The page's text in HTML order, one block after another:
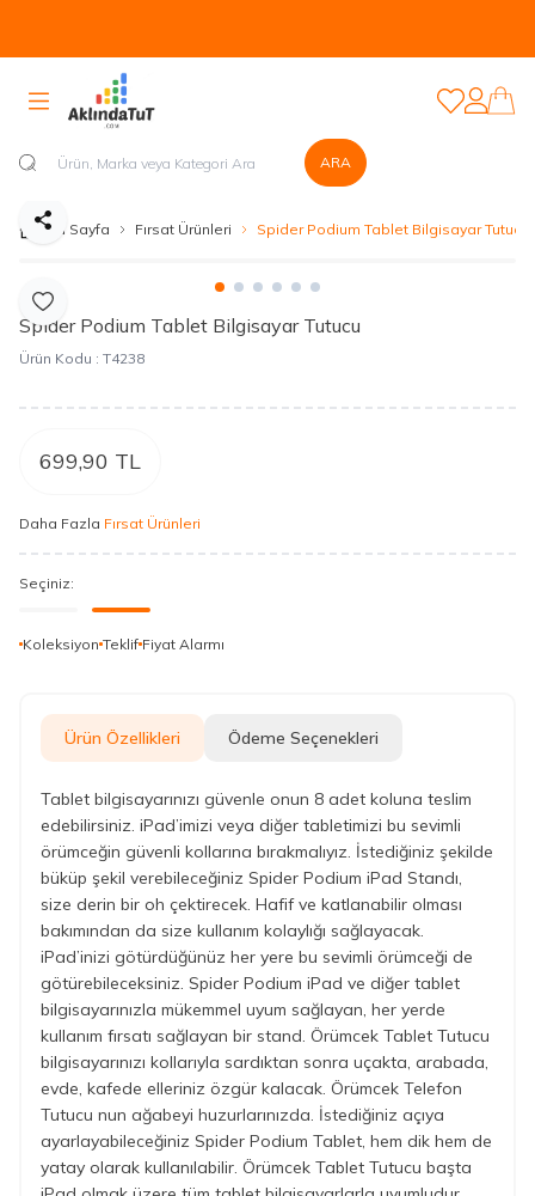
ARA
Hesabım
Favorilerim
Ana Sayfa Fırsat Ürünleri Spider Podium Tablet Bilgisayar Tutucu
Favoriye Ekle
Paylaş
Spider Podium Tablet Bilgisayar Tutucu
Ürün Kodu : T4238
699,90 TL
Daha Fazla Fırsat Ürünleri
Seçiniz:
Koleksiyon Teklif Fiyat Alarmı
Ürün Özellikleri Ödeme Seçenekleri
Tablet bilgisayarınızı güvenle onun 8 adet koluna teslim
edebilirsiniz. iPad’imizi veya diğer tabletimizi bu sevimli
örümceğin güvenli kollarına bırakmalıyız. İstediğiniz şekilde
büküp şekil verebileceğiniz Spider Podium iPad Standı,
size derin bir oh çektirecek. Hafif ve katlanabilir olması
bakımından da size kullanım kolaylığı sağlayacak.
iPad’inizi götürdüğünüz her yere bu sevimli örümceği de
götürebileceksiniz. Spider Podium iPad ve diğer tablet
bilgisayarınızla mükemmel uyum sağlayan, her yerde
kullanım fırsatı sağlayan bir stand. Örümcek Tablet Tutucu
bilgisayarınızı kollarıyla sardıktan sonra uçakta, arabada,
evde, kafede elleriniz özgür kalacak. Örümcek Telefon
Tutucu nun ağabeyi huzurlarınızda. İstediğiniz açıya
ayarlayabileceğiniz Spider Podium Tablet, hem dik hem de
yatay olarak kullanılabilir. Örümcek Tablet Tutucu başta